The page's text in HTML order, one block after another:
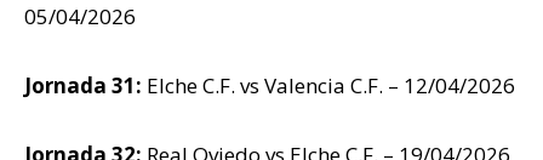
05/04/2026
Jornada 31: Elche C.F. vs Valencia C.F. – 12/04/2026